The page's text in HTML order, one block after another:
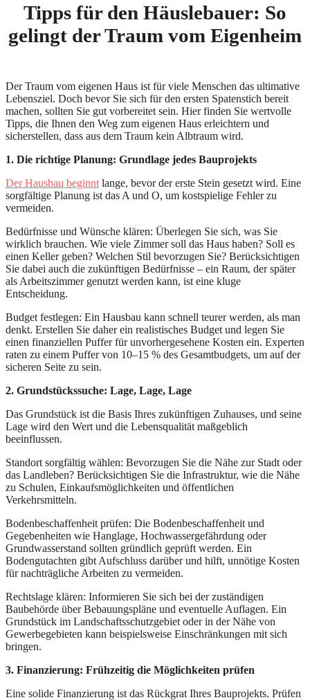
Tipps für den Häuslebauer: So
gelingt der Traum vom Eigenheim
Der Traum vom eigenen Haus ist für viele Menschen das ultimative
Lebensziel. Doch bevor Sie sich für den ersten Spatenstich bereit
machen, sollten Sie gut vorbereitet sein. Hier finden Sie wertvolle
Tipps, die Ihnen den Weg zum eigenen Haus erleichtern und
sicherstellen, dass aus dem Traum kein Albtraum wird.
1. Die richtige Planung: Grundlage jedes Bauprojekts
Der Hausbau beginnt lange, bevor der erste Stein gesetzt wird. Eine
sorgfältige Planung ist das A und O, um kostspielige Fehler zu
vermeiden.
Bedürfnisse und Wünsche klären: Überlegen Sie sich, was Sie
wirklich brauchen. Wie viele Zimmer soll das Haus haben? Soll es
einen Keller geben? Welchen Stil bevorzugen Sie? Berücksichtigen
Sie dabei auch die zukünftigen Bedürfnisse – ein Raum, der später
als Arbeitszimmer genutzt werden kann, ist eine kluge
Entscheidung.
Budget festlegen: Ein Hausbau kann schnell teurer werden, als man
denkt. Erstellen Sie daher ein realistisches Budget und legen Sie
einen finanziellen Puffer für unvorhergesehene Kosten ein. Experten
raten zu einem Puffer von 10–15 % des Gesamtbudgets, um auf der
sicheren Seite zu sein.
2. Grundstückssuche: Lage, Lage, Lage
Das Grundstück ist die Basis Ihres zukünftigen Zuhauses, und seine
Lage wird den Wert und die Lebensqualität maßgeblich
beeinflussen.
Standort sorgfältig wählen: Bevorzugen Sie die Nähe zur Stadt oder
das Landleben? Berücksichtigen Sie die Infrastruktur, wie die Nähe
zu Schulen, Einkaufsmöglichkeiten und öffentlichen
Verkehrsmitteln.
Bodenbeschaffenheit prüfen: Die Bodenbeschaffenheit und
Gegebenheiten wie Hanglage, Hochwassergefährdung oder
Grundwasserstand sollten gründlich geprüft werden. Ein
Bodengutachten gibt Aufschluss darüber und hilft, unnötige Kosten
für nachträgliche Arbeiten zu vermeiden.
Rechtslage klären: Informieren Sie sich bei der zuständigen
Baubehörde über Bebauungspläne und eventuelle Auflagen. Ein
Grundstück im Landschaftsschutzgebiet oder in der Nähe von
Gewerbegebieten kann beispielsweise Einschränkungen mit sich
bringen.
3. Finanzierung: Frühzeitig die Möglichkeiten prüfen
Eine solide Finanzierung ist das Rückgrat Ihres Bauprojekts. Prüfen